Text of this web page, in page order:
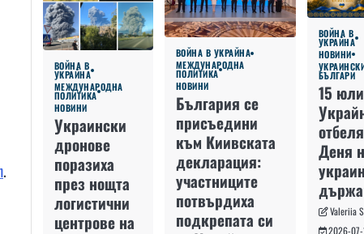
.
ВОЙНА В
УКРАЙНА
МЕЖДУНАРОДНА
ПОЛИТИКА
НОВИНИ
Украински
дронове
поразиха
през нощта
логистични
центрове на
ВОЙНА В УКРАЙНА
МЕЖДУНАРОДНА
ПОЛИТИКА
НОВИНИ
България се
присъедини
към Киивската
декларация:
участниците
потвърдиха
подкрепата си
ВОЙНА В
УКРАЙНА
НОВИНИ
БЪЛГАРИ
15
Деня
Valeriia
2026-07-